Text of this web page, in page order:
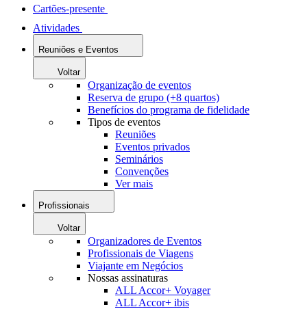
Cartões-presente
Atividades
Reuniões e Eventos
Voltar
Organização de eventos
Reserva de grupo (+8 quartos)
Benefícios do programa de fidelidade
Tipos de eventos
Reuniões
Eventos privados
Seminários
Convenções
Ver mais
Profissionais
Voltar
Organizadores de Eventos
Profissionais de Viagens
Viajante em Negócios
Nossas assinaturas
ALL Accor+ Voyager
ALL Accor+ ibis